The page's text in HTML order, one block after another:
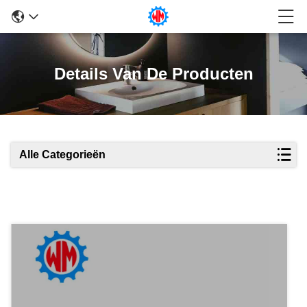
Details Van De Producten
Alle Categorieën